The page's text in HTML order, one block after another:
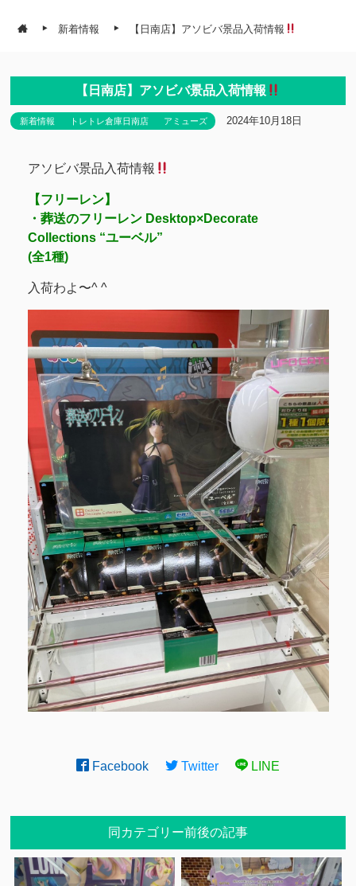
新着情報 【日南店】アソビバ景品入荷情報
【日南店】アソビバ景品入荷情報
新着情報 トレトレ倉庫日南店 アミューズ 2024年10月18日
アソビバ景品入荷情報
【フリーレン】
・葬送のフリーレン Desktop×Decorate
Collections “ユーベル”
(全1種)
入荷わよ〜^ ^
Facebook Twitter LINE
同カテゴリー前後の記事